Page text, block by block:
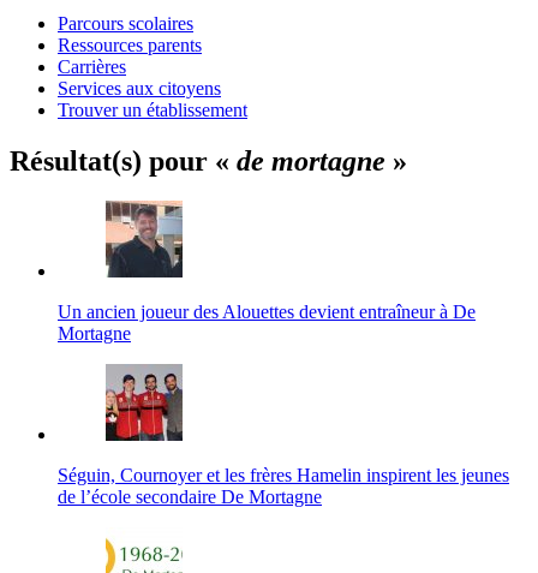
Parcours scolaires
Ressources parents
Carrières
Services aux citoyens
Trouver un établissement
Résultat(s) pour « de mortagne »
Un ancien joueur des Alouettes devient entraîneur à De
Mortagne
Séguin, Cournoyer et les frères Hamelin inspirent les jeunes
de l’école secondaire De Mortagne